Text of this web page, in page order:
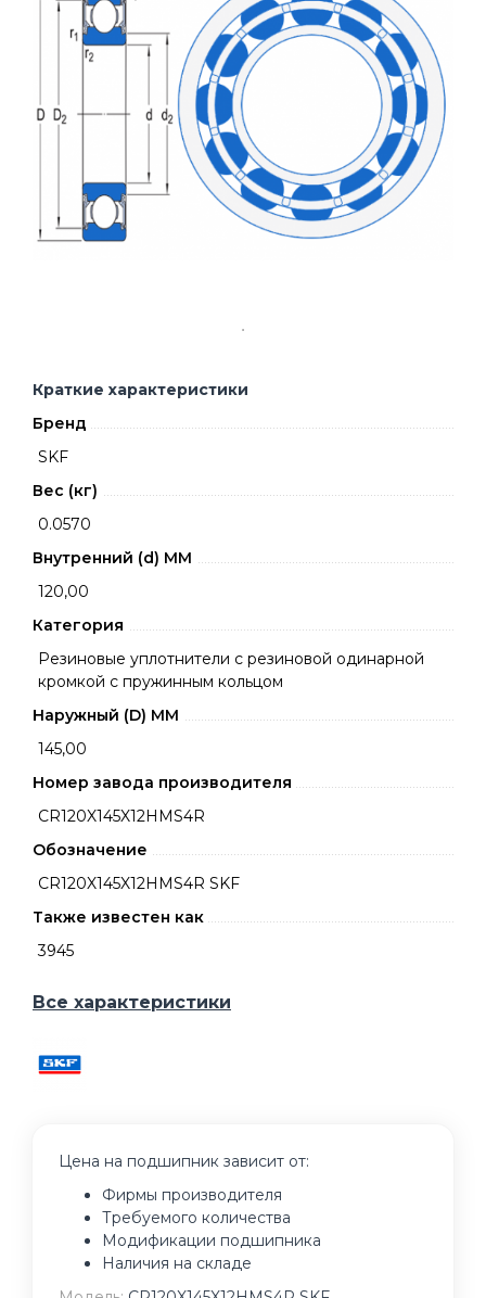
Краткие характеристики
Бренд
SKF
Вес (кг)
0.0570
Внутренний (d) ММ
120,00
Категория
Резиновые уплотнители с резиновой одинарной
кромкой с пружинным кольцом
Наружный (D) ММ
145,00
Номер завода производителя
CR120X145X12HMS4R
Обозначение
CR120X145X12HMS4R SKF
Также известен как
3945
Все характеристики
Цена на подшипник зависит от:
Фирмы производителя
Требуемого количества
Модификации подшипника
Наличия на складе